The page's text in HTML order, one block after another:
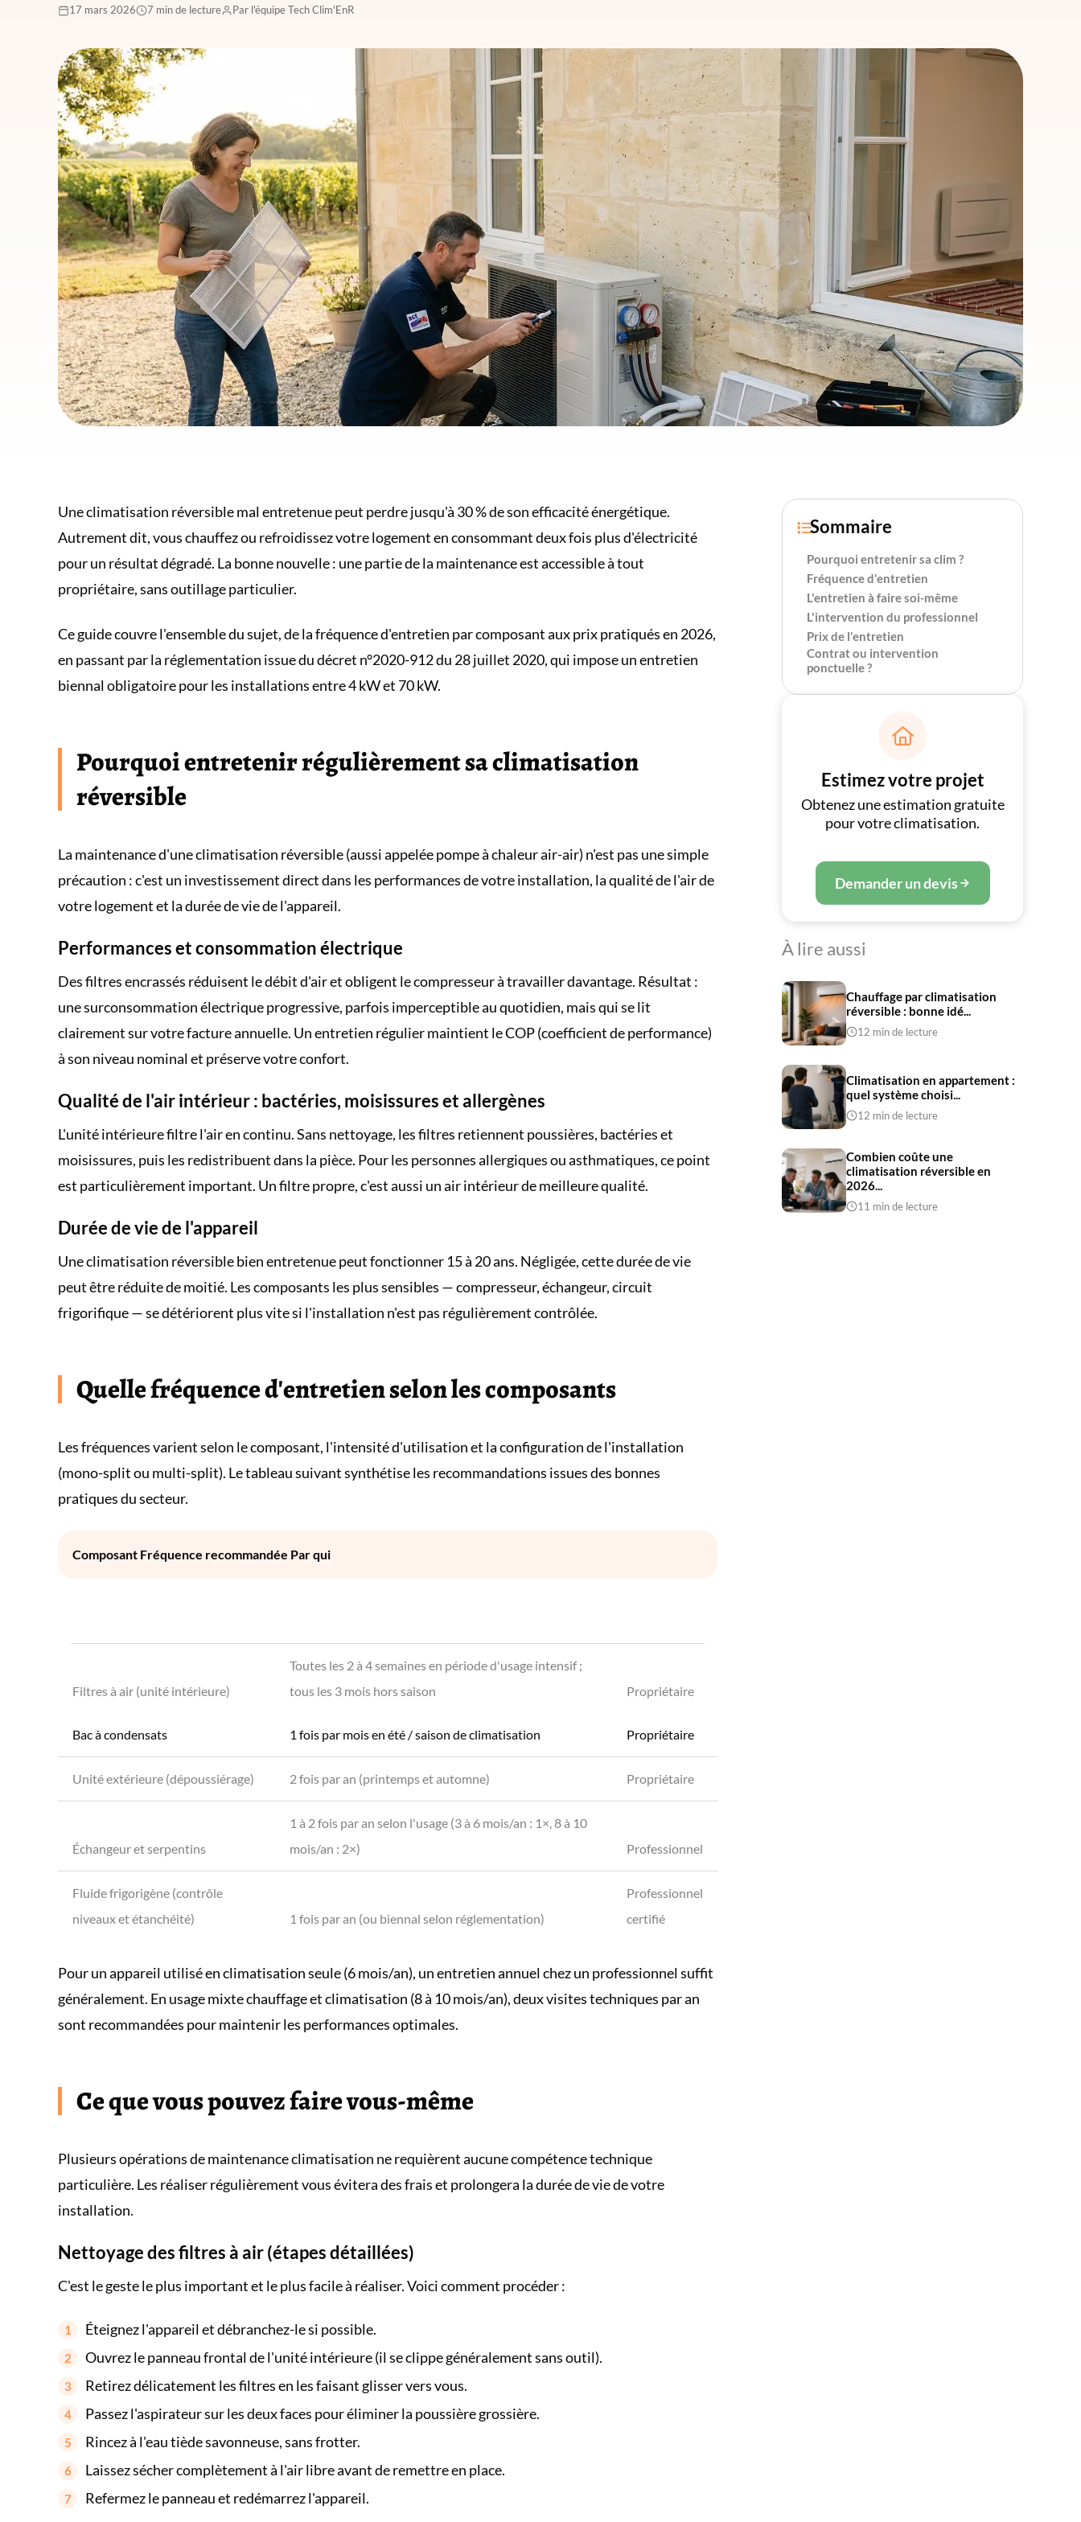
17 mars 2026 7 min de lecture Par l'équipe Tech Clim'EnR
Une climatisation réversible mal entretenue peut perdre jusqu'à 30 % de son efficacité énergétique.
Autrement dit, vous chauffez ou refroidissez votre logement en consommant deux fois plus d'électricité
pour un résultat dégradé. La bonne nouvelle : une partie de la maintenance est accessible à tout
propriétaire, sans outillage particulier.
Ce guide couvre l'ensemble du sujet, de la fréquence d'entretien par composant aux prix pratiqués en 2026,
en passant par la réglementation issue du décret n°2020-912 du 28 juillet 2020, qui impose un entretien
biennal obligatoire pour les installations entre 4 kW et 70 kW.
Pourquoi entretenir régulièrement sa climatisation
réversible
La maintenance d'une climatisation réversible (aussi appelée pompe à chaleur air-air) n'est pas une simple
précaution : c'est un investissement direct dans les performances de votre installation, la qualité de l'air de
votre logement et la durée de vie de l'appareil.
Performances et consommation électrique
Des filtres encrassés réduisent le débit d'air et obligent le compresseur à travailler davantage. Résultat :
une surconsommation électrique progressive, parfois imperceptible au quotidien, mais qui se lit
clairement sur votre facture annuelle. Un entretien régulier maintient le COP (coefficient de performance)
à son niveau nominal et préserve votre confort.
Qualité de l'air intérieur : bactéries, moisissures et allergènes
L'unité intérieure filtre l'air en continu. Sans nettoyage, les filtres retiennent poussières, bactéries et
moisissures, puis les redistribuent dans la pièce. Pour les personnes allergiques ou asthmatiques, ce point
est particulièrement important. Un filtre propre, c'est aussi un air intérieur de meilleure qualité.
Durée de vie de l'appareil
Une climatisation réversible bien entretenue peut fonctionner 15 à 20 ans. Négligée, cette durée de vie
peut être réduite de moitié. Les composants les plus sensibles — compresseur, échangeur, circuit
frigorifique — se détériorent plus vite si l'installation n'est pas régulièrement contrôlée.
Quelle fréquence d'entretien selon les composants
Les fréquences varient selon le composant, l'intensité d'utilisation et la configuration de l'installation
(mono-split ou multi-split). Le tableau suivant synthétise les recommandations issues des bonnes
pratiques du secteur.
Composant Fréquence recommandée Par qui
Filtres à air (unité intérieure)
Toutes les 2 à 4 semaines en période d'usage intensif ;
tous les 3 mois hors saison
Propriétaire
Bac à condensats 1 fois par mois en été / saison de climatisation Propriétaire
Unité extérieure (dépoussiérage) 2 fois par an (printemps et automne) Propriétaire
Échangeur et serpentins
1 à 2 fois par an selon l'usage (3 à 6 mois/an : 1×, 8 à 10
mois/an : 2×)
Professionnel
Fluide frigorigène (contrôle
niveaux et étanchéité)
1 fois par an (ou biennal selon réglementation)
Professionnel
certifié
Pour un appareil utilisé en climatisation seule (6 mois/an), un entretien annuel chez un professionnel suffit
généralement. En usage mixte chauffage et climatisation (8 à 10 mois/an), deux visites techniques par an
sont recommandées pour maintenir les performances optimales.
Ce que vous pouvez faire vous-même
Plusieurs opérations de maintenance climatisation ne requièrent aucune compétence technique
particulière. Les réaliser régulièrement vous évitera des frais et prolongera la durée de vie de votre
installation.
Nettoyage des filtres à air (étapes détaillées)
C'est le geste le plus important et le plus facile à réaliser. Voici comment procéder :
Éteignez l'appareil et débranchez-le si possible.
Ouvrez le panneau frontal de l'unité intérieure (il se clippe généralement sans outil).
Retirez délicatement les filtres en les faisant glisser vers vous.
Passez l'aspirateur sur les deux faces pour éliminer la poussière grossière.
Rincez à l'eau tiède savonneuse, sans frotter.
Laissez sécher complètement à l'air libre avant de remettre en place.
Refermez le panneau et redémarrez l'appareil.
Sommaire
Pourquoi entretenir sa clim ?
Fréquence d'entretien
L'entretien à faire soi-même
L'intervention du professionnel
Prix de l'entretien
Contrat ou intervention
ponctuelle ?

Estimez votre projet
Obtenez une estimation gratuite
pour votre climatisation.
Demander un devis
À lire aussi
Chauffage par climatisation
réversible : bonne idé...
12 min de lecture
Climatisation en appartement :
quel système choisi...
12 min de lecture
Combien coûte une
climatisation réversible en
2026...
11 min de lecture